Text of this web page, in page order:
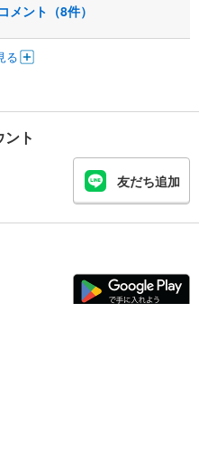
コメント（8件）
る
ト
友だち追加